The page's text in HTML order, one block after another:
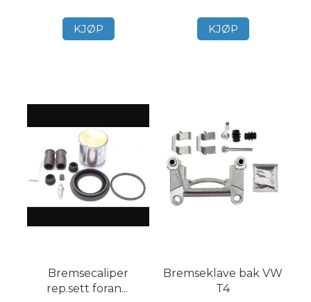
KJØP KJØP
Bremsecaliper
rep.sett foran...
Bremseklave bak VW
T4